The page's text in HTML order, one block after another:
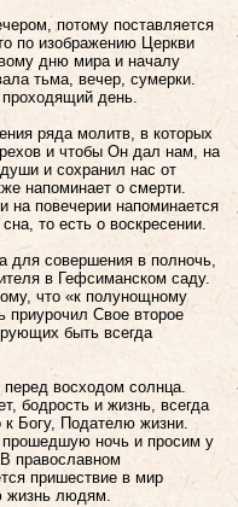
потому поставляется
по изображению Церкви
дню мира и началу
тьма, вечер, сумерки.
день.
ряда молитв, в которых
и чтобы Он дал нам, на
и сохранил нас от
напоминает о смерти.
на повечерии напоминается
то есть о воскресении.
для совершения в полночь,
в Гефсиманском саду.
что «к полунощному
приурочил Свое второе
быть всегда
восходом солнца.
бодрость и жизнь, всегда
к Богу, Подателю жизни.
ночь и просим у
православном
пришествие в мир
жизнь людям.